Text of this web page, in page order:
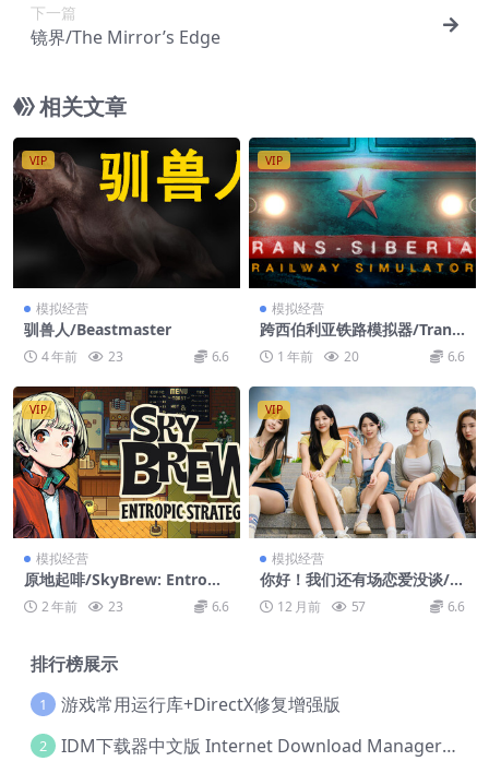
下一篇
镜界/The Mirror’s Edge
相关文章
VIP
模拟经营
驯兽人/Beastmaster
4 年前 23 6.6
VIP
模拟经营
跨西伯利亚铁路模拟器/Trans-
Siberian Railway Simulator
1 年前 20 6.6
VIP
模拟经营
原地起啡/SkyBrew: Entropic
Strategist
2 年前 23 6.6
VIP
模拟经营
你好！我们还有场恋爱没谈/H
ello Love: 18 Again
12 月前 57 6.6
排行榜展示
1 游戏常用运行库+DirectX修复增强版
2 IDM下载器中文版 Internet Download Manager v6.42.36 IDM